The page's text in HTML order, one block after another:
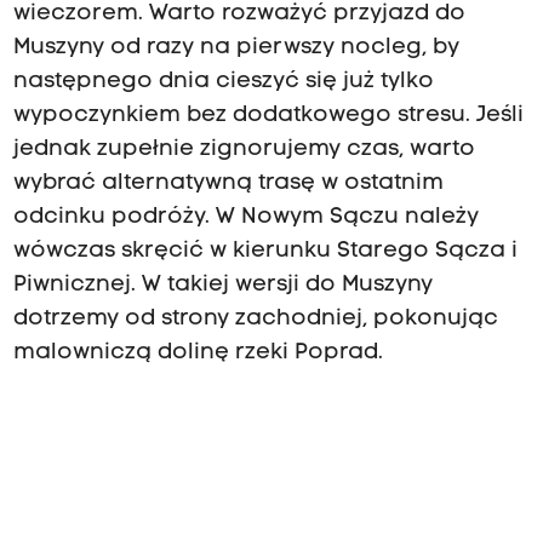
wieczorem. Warto rozważyć przyjazd do
Muszyny od razy na pierwszy nocleg, by
następnego dnia cieszyć się już tylko
wypoczynkiem bez dodatkowego stresu. Jeśli
jednak zupełnie zignorujemy czas, warto
wybrać alternatywną trasę w ostatnim
odcinku podróży. W Nowym Sączu należy
wówczas skręcić w kierunku Starego Sącza i
Piwnicznej. W takiej wersji do Muszyny
dotrzemy od strony zachodniej, pokonując
malowniczą dolinę rzeki Poprad.